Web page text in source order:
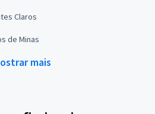
Claros
de Minas
mais